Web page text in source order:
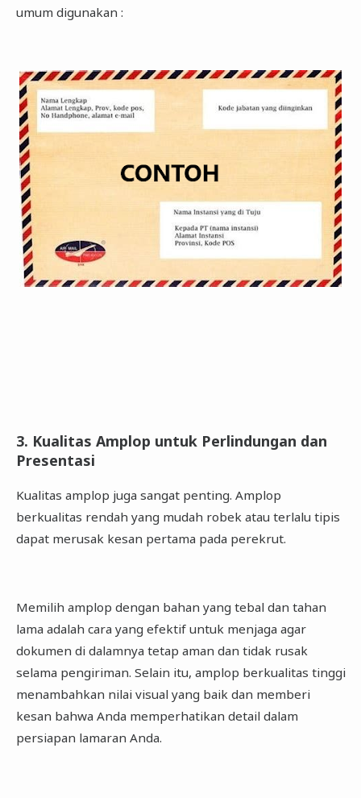
umum digunakan :
3. Kualitas Amplop untuk Perlindungan dan
Presentasi
Kualitas amplop juga sangat penting. Amplop
berkualitas rendah yang mudah robek atau terlalu tipis
dapat merusak kesan pertama pada perekrut.
Memilih amplop dengan bahan yang tebal dan tahan
lama adalah cara yang efektif untuk menjaga agar
dokumen di dalamnya tetap aman dan tidak rusak
selama pengiriman. Selain itu, amplop berkualitas tinggi
menambahkan nilai visual yang baik dan memberi
kesan bahwa Anda memperhatikan detail dalam
persiapan lamaran Anda.